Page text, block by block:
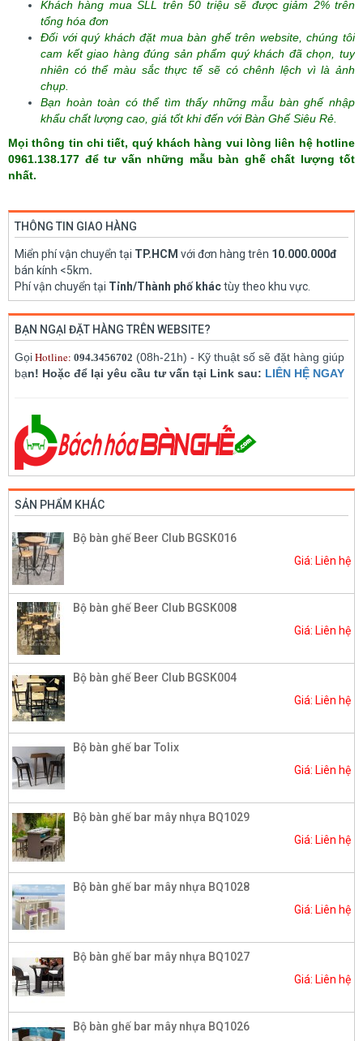
Khách hàng mua SLL trên 50 triệu sẽ được giảm 2% trên
tổng hóa đơn
Đối với quý khách đặt mua bàn ghế trên website, chúng tôi
cam kết giao hàng đúng sản phẩm quý khách đã chọn, tuy
nhiên có thể màu sắc thực tế sẽ có chênh lệch vì là ảnh
chụp.
Bạn hoàn toàn có thể tìm thấy những mẫu bàn ghế nhập
khẩu chất lượng cao, giá tốt khi đến với Bàn Ghế Siêu Rẻ.
Mọi thông tin chi tiết, quý khách hàng vui lòng liên hệ hotline
0961.138.177 để tư vấn những mẫu bàn ghế chất lượng tốt
nhất.
THÔNG TIN GIAO HÀNG
Miển phí vận chuyển tại TP.HCM với đơn hàng trên 10.000.000đ
bán kính <5km.
Phí vận chuyển tại Tỉnh/Thành phố kháctùy theo khu vực.
BẠN NGẠI ĐẶT HÀNG TRÊN WEBSITE?
GọiHotline: 094.3456702 (08h-21h) - Kỹ thuật số sẽ đặt hàng giúp
bạn! Hoặc để lại yêu cầu tư vấn tại Link sau: LIÊN HỆ NGAY
SẢN PHẨM KHÁC
Bộ bàn ghế Beer Club BGSK016
Giá: Liên hệ
Bộ bàn ghế Beer Club BGSK008
Giá: Liên hệ
Bộ bàn ghế Beer Club BGSK004
Giá: Liên hệ
Bộ bàn ghế bar Tolix
Giá: Liên hệ
Bộ bàn ghế bar mây nhựa BQ1029
Giá: Liên hệ
Bộ bàn ghế bar mây nhựa BQ1028
Giá: Liên hệ
Bộ bàn ghế bar mây nhựa BQ1027
Giá: Liên hệ
Bộ bàn ghế bar mây nhựa BQ1026